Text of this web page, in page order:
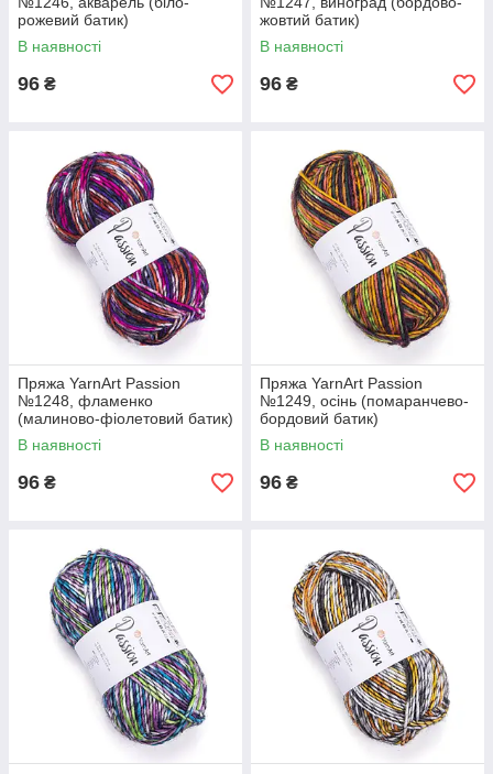
рожевий батик)
В наявності
96 ₴
жовтий батик)
В наявності
96 ₴
Пряжа YarnArt Passion
№1248, фламенко
(малиново-фіолетовий батик)
В наявності
96 ₴
Пряжа YarnArt Passion
№1249, осінь (помаранчево-
бордовий батик)
В наявності
96 ₴